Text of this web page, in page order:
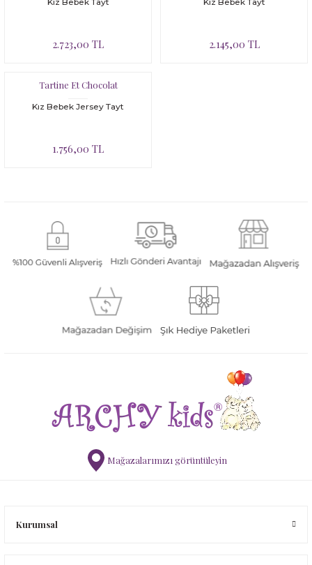
2.723,00 TL 2.145,00 TL
Tartine Et Chocolat
Kız Bebek Jersey Tayt
1.756,00 TL
Mağazalarımızı görüntüleyin
Kurumsal